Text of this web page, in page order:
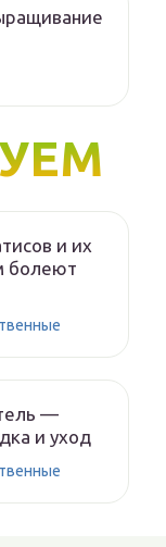
и их
болеют
—
и уход